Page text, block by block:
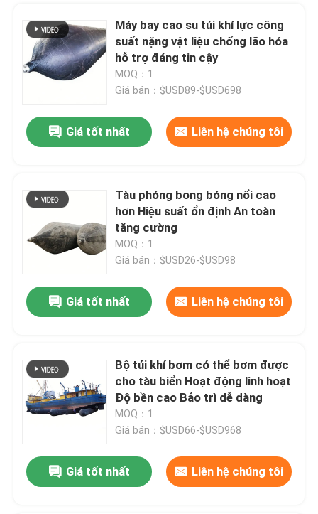
Sản phẩm
Video
Về chúng tôi
Máy bay cao su túi khí lực công
suất nặng vật liệu chống lão hóa
hỗ trợ đáng tin cậy
MOQ：1
Giá bán：$USD89-$USD698
Giá tốt nhất Liên hệ chúng tôi
Tàu phóng bong bóng nổi cao
hơn Hiệu suất ổn định An toàn
tăng cường
MOQ：1
Giá bán：$USD26-$USD98
Giá tốt nhất Liên hệ chúng tôi
Bộ túi khí bơm có thể bơm được
cho tàu biển Hoạt động linh hoạt
Độ bền cao Bảo trì dễ dàng
MOQ：1
Giá bán：$USD66-$USD968
Giá tốt nhất Liên hệ chúng tôi